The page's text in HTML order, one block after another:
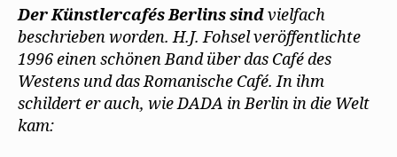
Fohsel
beschreibt
den
Beginn
von
DADA
Der Künstlercafés Berlins sindvielfach
beschrieben worden. H.J. Fohsel veröffentlichte
1996 einen schönen Band über das Café des
Westens und das Romanische Café. In ihm
schildert er auch, wie DADA in Berlin in die Welt
kam: